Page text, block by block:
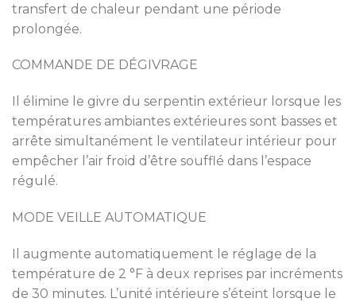
transfert de chaleur pendant une période
prolongée.
COMMANDE DE DÉGIVRAGE
Il élimine le givre du serpentin extérieur lorsque les
températures ambiantes extérieures sont basses et
arrête simultanément le ventilateur intérieur pour
empêcher l’air froid d’être soufflé dans l’espace
régulé.
MODE VEILLE AUTOMATIQUE
Il augmente automatiquement le réglage de la
température de 2 °F à deux reprises par incréments
de 30 minutes. L’unité intérieure s’éteint lorsque le